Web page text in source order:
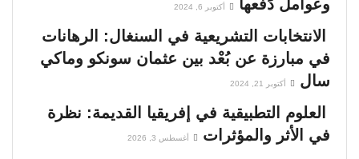
وعوامل دَفْعها
أكتوبر 6, 2024
الانتخابات التشريعية في السنغال: الرهانات
في مبارزة عن بُعْد بين عثمان سونكو وماكي
سال
أكتوبر 21, 2024
العلوم التطبيقية في إفريقيا القديمة: نظرة
في الأثر والمؤثرات
أغسطس 3, 2026